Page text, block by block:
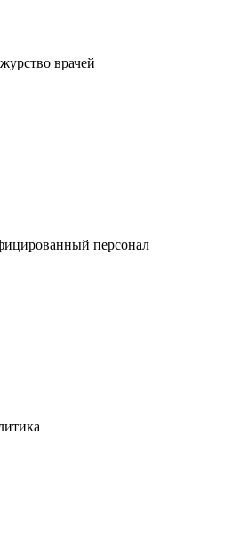
врачей
персонал